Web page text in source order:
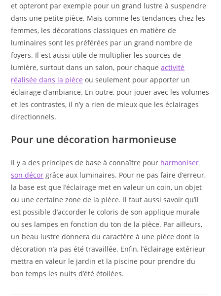
et opteront par exemple pour un grand lustre à suspendre
dans une petite pièce. Mais comme les tendances chez les
femmes, les décorations classiques en matière de
luminaires sont les préférées par un grand nombre de
foyers. Il est aussi utile de multiplier les sources de
lumière, surtout dans un salon, pour chaqueactivité
réalisée dans la pièce ou seulement pour apporter un
éclairage d’ambiance. En outre, pour jouer avec les volumes
et les contrastes, il n’y a rien de mieux que les éclairages
directionnels.
Pour une décoration harmonieuse
Il y a des principes de base à connaître pour harmoniser
son décor grâce aux luminaires. Pour ne pas faire d’erreur,
la base est que l’éclairage met en valeur un coin, un objet
ou une certaine zone de la pièce. Il faut aussi savoir qu’il
est possible d’accorder le coloris de son applique murale
ou ses lampes en fonction du ton de la pièce. Par ailleurs,
un beau lustre donnera du caractère à une pièce dont la
décoration n’a pas été travaillée. Enfin, l’éclairage extérieur
mettra en valeur le jardin et la piscine pour prendre du
bon temps les nuits d’été étoilées.